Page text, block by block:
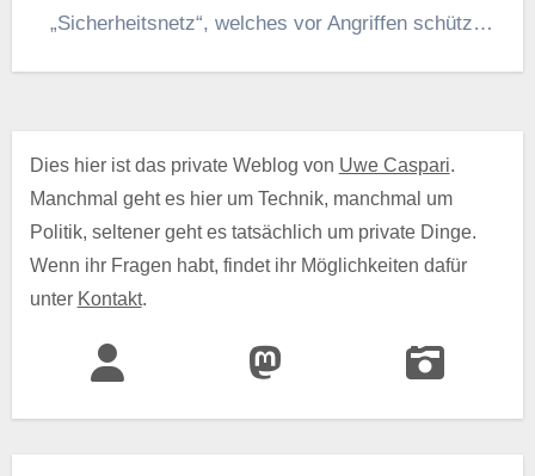
„Sicherheitsnetz“, welches vor Angriffen schützt,
Dies hier ist das private Weblog von Uwe Caspari.
Manchmal geht es hier um Technik, manchmal um
Politik, seltener geht es tatsächlich um private Dinge.
Wenn ihr Fragen habt, findet ihr Möglichkeiten dafür
unter Kontakt.